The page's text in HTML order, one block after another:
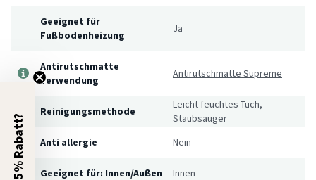
Geeignet für
Fußbodenheizung
Ja
Antirutschmatte
Verwendung
Antirutschmatte Supreme
Reinigungsmethode
Leicht feuchtes Tuch,
Staubsauger
Anti allergie
Nein
Geeignet für: Innen/Außen Innen
5% Rabatt?